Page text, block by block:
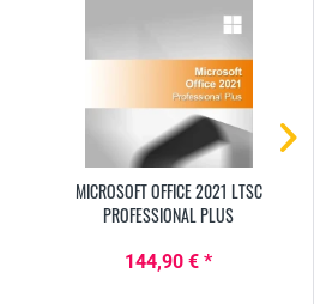
MICROSOFT OFFICE 2021 LTSC
PROFESSIONAL PLUS
144,90 € *